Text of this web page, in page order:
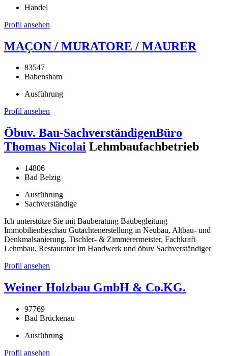
Handel
Profil ansehen
MAÇON / MURATORE / MAURER
83547
Babensham
Ausführung
Profil ansehen
Öbuv. Bau-SachverständigenBüro
Thomas Nicolai Lehmbaufachbetrieb
14806
Bad Belzig
Ausführung
Sachverständige
Ich unterstütze Sie mit Bauberatung Baubegleitung
Immobilienbeschau Gutachtenerstellung in Neubau, Altbau- und
Denkmalsanierung. Tischler- & Zimmerermeister, Fachkraft
Lehmbau, Restaurator im Handwerk und öbuv Sachverständiger
Profil ansehen
Weiner Holzbau GmbH & Co.KG.
97769
Bad Brückenau
Ausführung
Profil ansehen